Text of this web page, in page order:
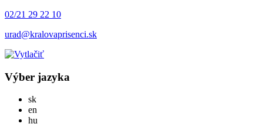
02/21 29 22 10
urad@kralovaprisenci.sk
Výber jazyka
skSlovensky
en
hu